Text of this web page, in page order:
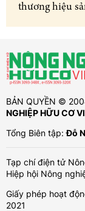
thương hiệu
BẢN QUYỀN ©
NGHIỆP HỮU CƠ
Tổng Biên tập:Đỗ
Tạp chí điện tử
Hiệp hội Nông
Giấy phép hoạt
2021